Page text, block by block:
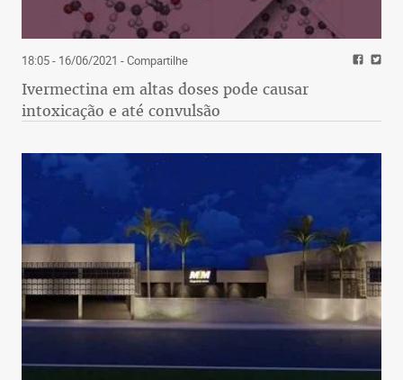
18:05 - 16/06/2021 - Compartilhe
Ivermectina em altas doses pode causar
intoxicação e até convulsão